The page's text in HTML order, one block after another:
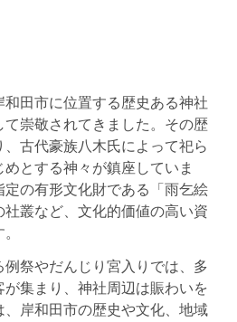
田市に位置する歴史ある神社
崇敬されてきました。その歴
古代豪族八木氏によって祀ら
とする神々が鎮座していま
の有形文化財である「雨乞絵
叢など、文化的価値の高い資
祭やだんじり宮入りでは、多
が集まり、神社周辺は賑わいを
、岸和田市の歴史や文化、地域